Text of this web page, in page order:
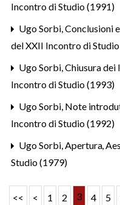
Incontro di Studio (1991)
Ugo Sorbi,Conclusioni
del XXII Incontro di
Ugo Sorbi,Chiusura dei
Incontro di Studio (1993)
Ugo Sorbi, Note
Incontro di Studio (1992)
Ugo Sorbi,Apertura,
Studio (1979)
<< < 1 2 3 4 5